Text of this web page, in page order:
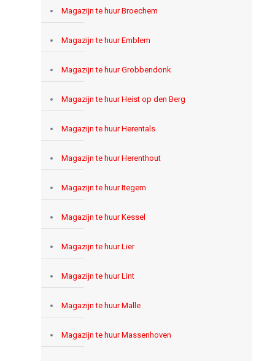
Magazijn te huur Broechem
Magazijn te huur Emblem
Magazijn te huur Grobbendonk
Magazijn te huur Heist op den Berg
Magazijn te huur Herentals
Magazijn te huur Herenthout
Magazijn te huur Itegem
Magazijn te huur Kessel
Magazijn te huur Lier
Magazijn te huur Lint
Magazijn te huur Malle
Magazijn te huur Massenhoven